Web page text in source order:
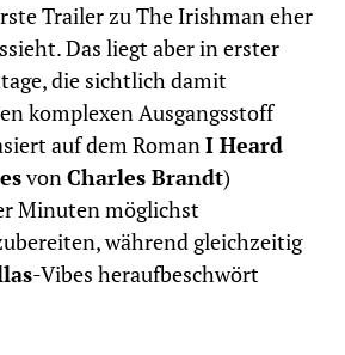
Trailer zu The Irishman eher
Das liegt aber in erster
die sichtlich damit
komplexen Ausgangsstoff
auf dem RomanI Heard
vonCharles Brandt)
Minuten möglichst
während gleichzeitig
-Vibes heraufbeschwört